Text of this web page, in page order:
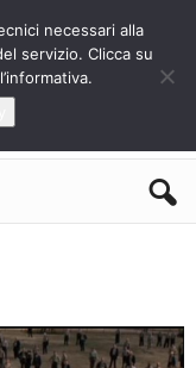
necessari alla
servizio. Clicca su